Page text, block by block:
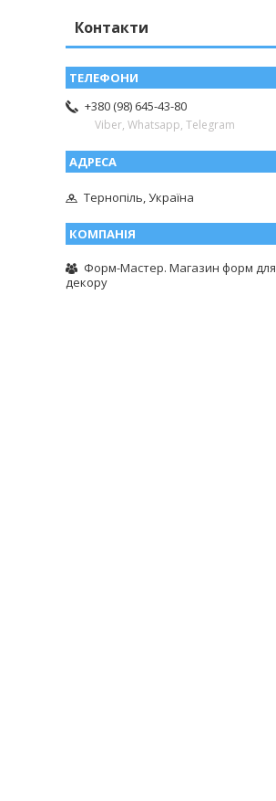
Контакти
+380 (98) 645-43-80
Viber, Whatsapp, Telegram
Тернопіль, Україна
Форм-Мастер. Магазин форм для
декору